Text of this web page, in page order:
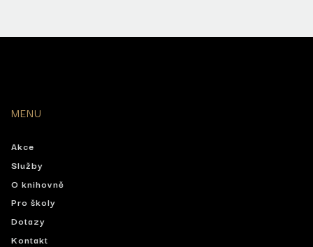
MENU
Akce
Služby
O knihovně
Pro školy
Dotazy
Kontakt